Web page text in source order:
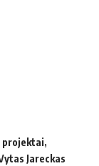
projektai
Jareckas